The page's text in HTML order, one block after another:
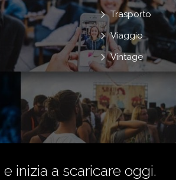
Trasporto
Viaggio
Vintage
e inizia a scaricare oggi.